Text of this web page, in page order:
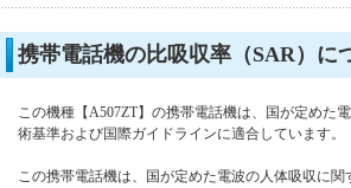
携帯電話機の比吸収率（SAR）に
この機種【A507ZT】の携帯電話機は、国が定めた
術基準および国際ガイドラインに適合しています。
この携帯電話機は、国が定めた電波の人体吸収に関